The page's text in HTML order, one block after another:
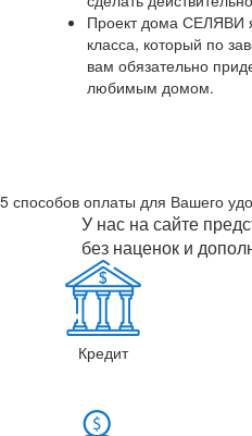
Проект дома СЕЛЯВИ
класса, который по
вам обязательно
любимым домом.
5 способов оплаты для Вашего
У нас на сайте
без наценок и
Кредит